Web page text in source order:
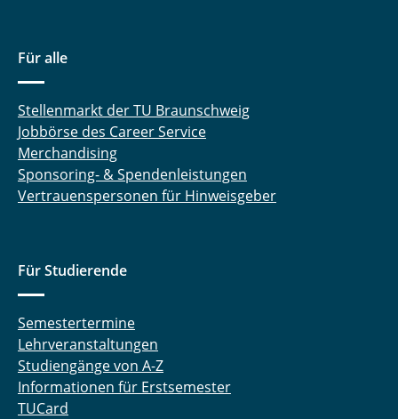
Für alle
Stellenmarkt der TU Braunschweig
Jobbörse des Career Service
Merchandising
Sponsoring- & Spendenleistungen
Vertrauenspersonen für Hinweisgeber
Für Studierende
Semestertermine
Lehrveranstaltungen
Studiengänge von A-Z
Informationen für Erstsemester
TUCard